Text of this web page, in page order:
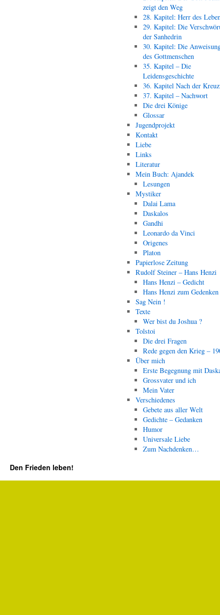
zeigt den Weg
28. Kapitel: Herr des
29. Kapitel: Die
der Sanhedrin
30. Kapitel: Die
des Gottmenschen
35. Kapitel – Die
Leidensgeschichte
36. Kapitel Nach der
37. Kapitel – Nachwort
Die drei Könige
Glossar
Jugendprojekt
Kontakt
Liebe
Links
Literatur
Mein Buch: Ajandek
Lesungen
Mystiker
Dalai Lama
Daskalos
Gandhi
Leonardo da Vinci
Origenes
Platon
Papierlose Zeitung
Rudolf Steiner – Hans Henzi
Hans Henzi – Gedicht
Hans Henzi zum Gedenken
Sag Nein !
Texte
Wer bist du Joshua ?
Tolstoi
Die drei Fragen
Rede gegen den Krieg –
Über mich
Erste Begegnung mit
Grossvater und ich
Mein Vater
Verschiedenes
Gebete aus aller Welt
Gedichte – Gedanken
Humor
Universale Liebe
Zum Nachdenken…
Den Frieden leben!